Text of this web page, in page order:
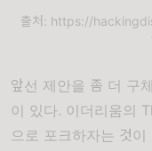
출처: https://
앞선 제안을 좀 더 구
이 있다. 이더리움의
으로 포크하자는 것